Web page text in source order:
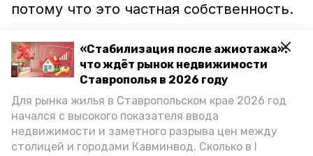
«Стабилизация после ажиотажа»:
что ждёт рынок недвижимости
Ставрополья в 2026 году
Для рынка жилья в Ставропольском крае 2026 год
начался с высокого показателя ввода
недвижимости и заметного разрыва цен между
столицей и городами Кавминвод. Сколько в I
потому что это частная собственность.
В администрации Кисловодска
рассказали, что о проблеме знают, но
связаться с владелицей не получается.
Она проживает в соседней республике.
Решать ситуация планируют через суд.